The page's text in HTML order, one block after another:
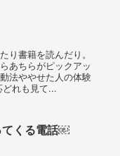
り書籍を読んだり。
あちらがピックアッ
法ややせた人の体験
れも見て...
てくる電話￼